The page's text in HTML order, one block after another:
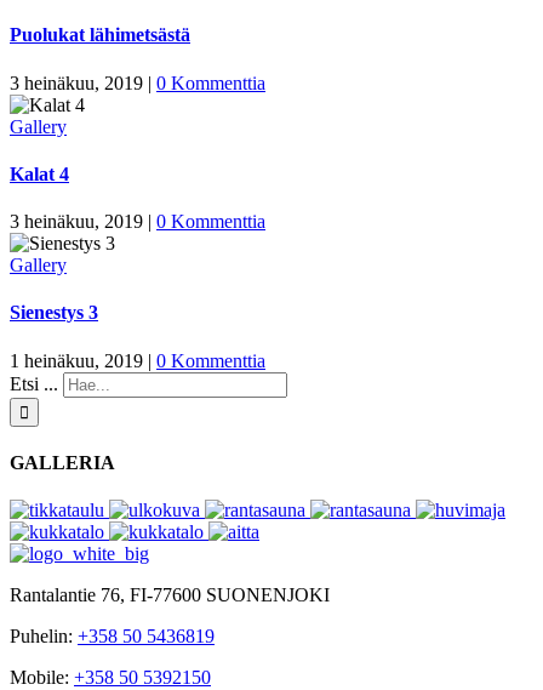
Puolukat lähimetsästä
3 heinäkuu, 2019 | 0 Kommenttia
Gallery
Kalat 4
3 heinäkuu, 2019 | 0 Kommenttia
Gallery
Sienestys 3
1 heinäkuu, 2019 | 0 Kommenttia
Etsi ...
GALLERIA
Rantalantie 76, FI-77600 SUONENJOKI
Puhelin: +358 50 5436819
Mobile: +358 50 5392150